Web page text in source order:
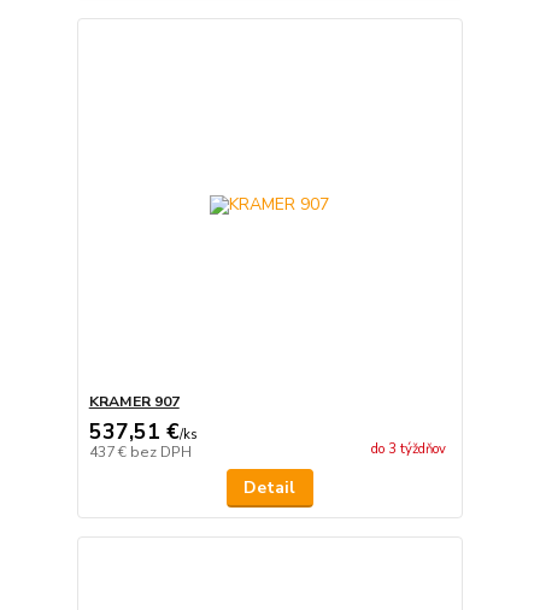
KRAMER 907
537,51 €/ks
437 € bez DPH do 3 týždňov
Detail